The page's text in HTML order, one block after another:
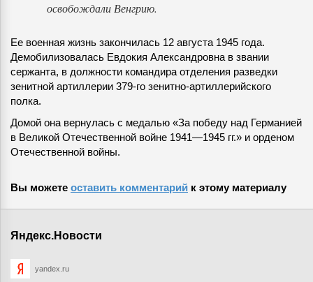
освобождали Венгрию.
Ее военная жизнь закончилась 12 августа 1945 года.
Демобилизовалась Евдокия Александровна в звании
сержанта, в должности командира отделения разведки
зенитной артиллерии 379-го зенитно-артиллерийского
полка.
Домой она вернулась с медалью «За победу над Германией
в Великой Отечественной войне 1941—1945 гг.» и орденом
Отечественной войны.
Вы можете оставить комментарий к этому материалу
Яндекс.Новости
yandex.ru